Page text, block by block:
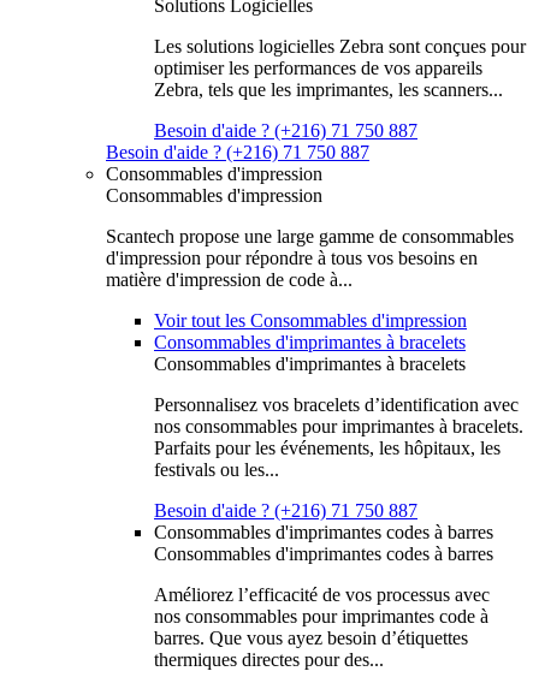
Solutions Logicielles
Les solutions logicielles Zebra sont conçues pour
optimiser les performances de vos appareils
Zebra, tels que les imprimantes, les scanners...
Besoin d'aide ? (+216) 71 750 887
Besoin d'aide ? (+216) 71 750 887
Consommables d'impression
Consommables d'impression
Scantech propose une large gamme de consommables
d'impression pour répondre à tous vos besoins en
matière d'impression de code à...
Voir tout les Consommables d'impression
Consommables d'imprimantes à bracelets
Consommables d'imprimantes à bracelets
Personnalisez vos bracelets d’identification avec
nos consommables pour imprimantes à bracelets.
Parfaits pour les événements, les hôpitaux, les
festivals ou les...
Besoin d'aide ? (+216) 71 750 887
Consommables d'imprimantes codes à barres
Consommables d'imprimantes codes à barres
Améliorez l’efficacité de vos processus avec
nos consommables pour imprimantes code à
barres. Que vous ayez besoin d’étiquettes
thermiques directes pour des...